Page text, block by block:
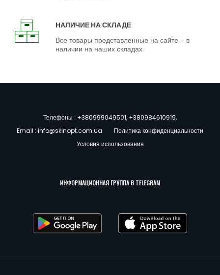
НАЛИЧИЕ НА СКЛАДЕ
Все товары представленные на сайте - в
наличии на наших складах.
Телефоны : +380999049501, +380984610919,
Email : info@skinopt.com.ua
Политика конфиденциальности
Условия использования
ИНФОРМАЦИОННАЯ ГРУППА В TELEGRAM